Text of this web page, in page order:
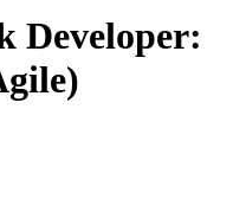
Developer: